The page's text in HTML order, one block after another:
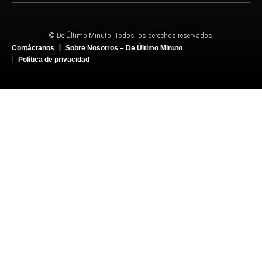
© De Último Minuto. Todos los derechos reservados.
Contáctanos
Sobre Nosotros – De Último Minuto
Política de privacidad